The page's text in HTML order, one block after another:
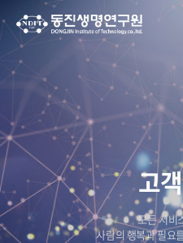
고
모든 서비
사람의 행복과 필요